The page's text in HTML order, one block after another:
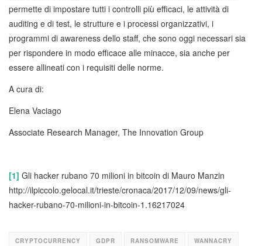
permette di impostare tutti i controlli più efficaci, le attività di
auditing e di test, le strutture e i processi organizzativi, i
programmi di awareness dello staff, che sono oggi necessari sia
per rispondere in modo efficace alle minacce, sia anche per
essere allineati con i requisiti delle norme.
A cura di:
Elena Vaciago
Associate Research Manager, The Innovation Group
[1] Gli hacker rubano 70 milioni in bitcoin di Mauro Manzin
http://ilpiccolo.gelocal.it/trieste/cronaca/2017/12/09/news/gli-
hacker-rubano-70-milioni-in-bitcoin-1.16217024
CRYPTOCURRENCY GDPR RANSOMWARE WANNACRY